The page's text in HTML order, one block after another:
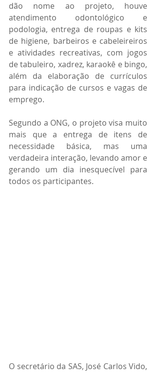
dão nome ao projeto, houve
atendimento odontológico e
podologia, entrega de roupas e kits
de higiene, barbeiros e cabeleireiros
e atividades recreativas, com jogos
de tabuleiro, xadrez, karaokê e bingo,
além da elaboração de currículos
para indicação de cursos e vagas de
emprego.
Segundo a ONG, o projeto visa muito
mais que a entrega de itens de
necessidade básica, mas uma
verdadeira interação, levando amor e
gerando um dia inesquecível para
todos os participantes.
O secretário da SAS, José Carlos Vido,